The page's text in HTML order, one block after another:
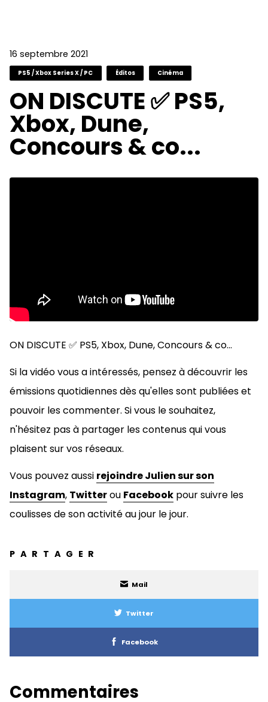
16 septembre 2021
PS5 / Xbox Series X / PC Éditos Cinéma
ON DISCUTE ✅ PS5,
Xbox, Dune,
Concours & co...
ON DISCUTE ✅ PS5, Xbox, Dune, Concours & co...
Si la vidéo vous a intéressés, pensez à découvrir les
émissions quotidiennes dès qu'elles sont publiées et
pouvoir les commenter. Si vous le souhaitez,
n'hésitez pas à partager les contenus qui vous
plaisent sur vos réseaux.
Vous pouvez aussi rejoindre Julien sur son
Instagram, Twitterou Facebook pour suivre les
coulisses de son activité au jour le jour.
PARTAGER
Mail
Twitter
Facebook
Commentaires